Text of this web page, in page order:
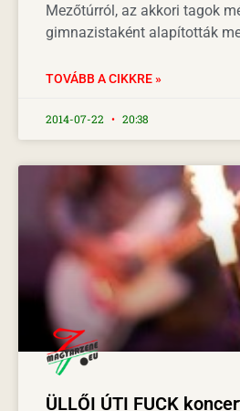
Mezőtúrról, az akkori tagok
gimnazistaként alapították
TOVÁBB A CIKKRE »
2014-07-22 20:38
ÜLLŐI ÚTI FUCK